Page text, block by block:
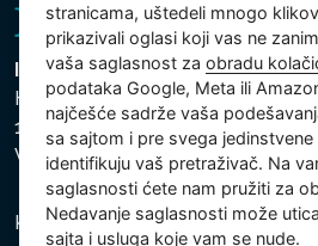
Intex Trading, s.r.o.
Hradecká 2526/3
130 00 Praha 3
Vinohrady - Česká republika
Kompanija je registrovana u
stranicama, uštedeli mnogo
prikazivali oglasi koji vas ne
vaša saglasnost zaobradu
podataka Google, Meta ili
najčešće sadrže vaša
sa sajtom i pre svega
identifikuju vaš pretraživač. Na
saglasnosti ćete nam pružiti za
Nedavanje saglasnosti može
sajta i usluga koje vam se nude.